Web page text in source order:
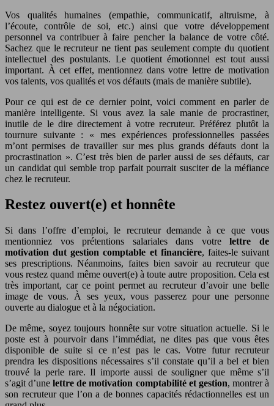
Vos qualités humaines (empathie, communicatif, altruisme, à
l’écoute, contrôle de soi, etc.) ainsi que votre développement
personnel va contribuer à faire pencher la balance de votre côté.
Sachez que le recruteur ne tient pas seulement compte du quotient
intellectuel des postulants. Le quotient émotionnel est tout aussi
important. À cet effet, mentionnez dans votre lettre de motivation
vos talents, vos qualités et vos défauts (mais de manière subtile).
Pour ce qui est de ce dernier point, voici comment en parler de
manière intelligente. Si vous avez la sale manie de procrastiner,
inutile de le dire directement à votre recruteur. Préférez plutôt la
tournure suivante : « mes expériences professionnelles passées
m’ont permises de travailler sur mes plus grands défauts dont la
procrastination ». C’est très bien de parler aussi de ses défauts, car
un candidat qui semble trop parfait pourrait susciter de la méfiance
chez le recruteur.
Restez ouvert(e) et honnête
Si dans l’offre d’emploi, le recruteur demande à ce que vous
mentionniez vos prétentions salariales dans votrelettre de
motivation dut gestion comptable et financière, faites-le suivant
ses prescriptions. Néanmoins, faites bien savoir au recruteur que
vous restez quand même ouvert(e) à toute autre proposition. Cela est
très important, car ce point permet au recruteur d’avoir une belle
image de vous. À ses yeux, vous passerez pour une personne
ouverte au dialogue et à la négociation.
De même, soyez toujours honnête sur votre situation actuelle. Si le
poste est à pourvoir dans l’immédiat, ne dites pas que vous êtes
disponible de suite si ce n’est pas le cas. Votre futur recruteur
prendra les dispositions nécessaires s’il constate qu’il a bel et bien
trouvé la perle rare. Il importe aussi de souligner que même s’il
s’agit d’unelettre de motivation comptabilité et gestion, montrer à
son recruteur que l’on a de bonnes capacités rédactionnelles est un